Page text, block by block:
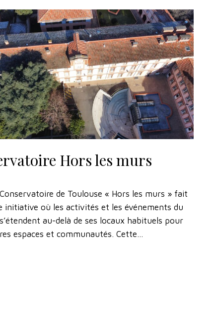
Hors les murs
de Toulouse « Hors les murs » fait
initiative où les activités et les événements du
au-delà de ses locaux habituels pour
espaces et communautés. Cette…